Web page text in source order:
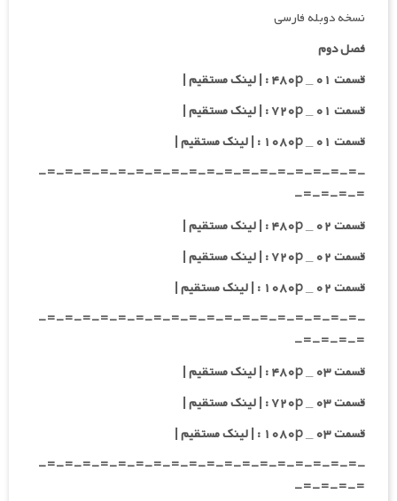
نسخه دوبله فارسی
فصل دوم
قسمت ۰۱ _ ۴۸۰p : | لینک مستقیم |
قسمت ۰۱ _ ۷۲۰p : | لینک مستقیم |
قسمت ۰۱ _ ۱۰۸۰p : | لینک مستقیم |
-=-=-=-=-=-=-=-=-=-=-=-=-=-=-=-=-=-=-
=-=-=-=-
قسمت ۰۲ _ ۴۸۰p : | لینک مستقیم |
قسمت ۰۲ _ ۷۲۰p : | لینک مستقیم |
قسمت ۰۲ _ ۱۰۸۰p : | لینک مستقیم |
-=-=-=-=-=-=-=-=-=-=-=-=-=-=-=-=-=-=-
=-=-=-=-
قسمت ۰۳ _ ۴۸۰p : | لینک مستقیم |
قسمت ۰۳ _ ۷۲۰p : | لینک مستقیم |
قسمت ۰۳ _ ۱۰۸۰p : | لینک مستقیم |
-=-=-=-=-=-=-=-=-=-=-=-=-=-=-=-=-=-=-
=-=-=-=-